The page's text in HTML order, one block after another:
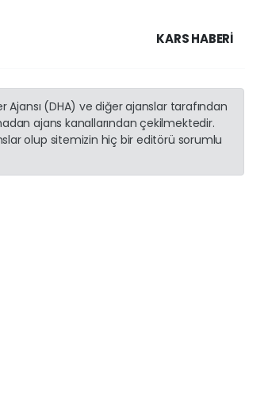
KARS HABERİ
Ajansı (DHA) ve diğer ajanslar tarafından
ajans kanallarından çekilmektedir.
olup sitemizin hiç bir editörü sorumlu